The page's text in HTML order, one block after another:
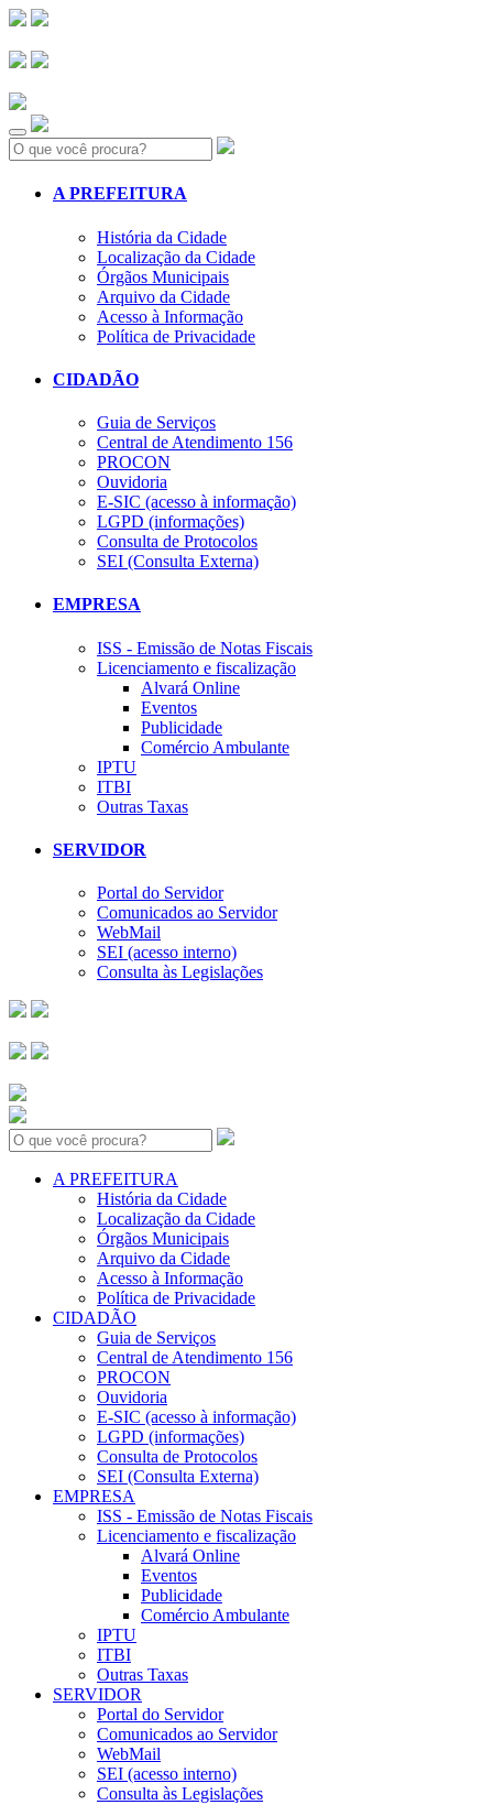
Search:
A PREFEITURA
História da Cidade
Localização da Cidade
Órgãos Municipais
Arquivo da Cidade
Acesso à Informação
Política de Privacidade
CIDADÃO
Guia de Serviços
Central de Atendimento 156
PROCON
Ouvidoria
E-SIC (acesso à informação)
LGPD (informações)
Consulta de Protocolos
SEI (Consulta Externa)
EMPRESA
ISS - Emissão de Notas Fiscais
Licenciamento e fiscalização
Alvará Online
Eventos
Publicidade
Comércio Ambulante
IPTU
ITBI
Outras Taxas
SERVIDOR
Portal do Servidor
Comunicados ao Servidor
WebMail
SEI (acesso interno)
Consulta às Legislações
Search:
A PREFEITURA
História da Cidade
Localização da Cidade
Órgãos Municipais
Arquivo da Cidade
Acesso à Informação
Política de Privacidade
CIDADÃO
Guia de Serviços
Central de Atendimento 156
PROCON
Ouvidoria
E-SIC (acesso à informação)
LGPD (informações)
Consulta de Protocolos
SEI (Consulta Externa)
EMPRESA
ISS - Emissão de Notas Fiscais
Licenciamento e fiscalização
Alvará Online
Eventos
Publicidade
Comércio Ambulante
IPTU
ITBI
Outras Taxas
SERVIDOR
Portal do Servidor
Comunicados ao Servidor
WebMail
SEI (acesso interno)
Consulta às Legislações